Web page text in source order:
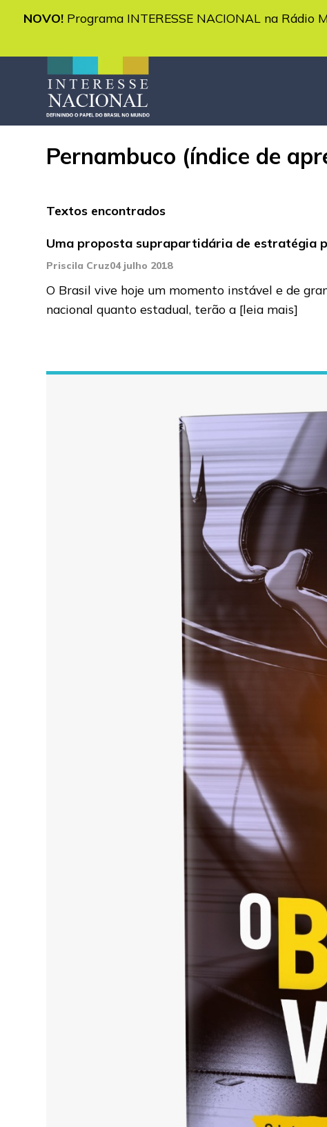
NOVO! Programa INTERESSE NACIONAL na Rádio
Pernambuco (índice de
Textos encontrados
Uma proposta suprapartidária de estratégia
Priscila Cruz04 julho 2018
O Brasil vive hoje um momento instável e de
nacional quanto estadual, terão a [leia mais]